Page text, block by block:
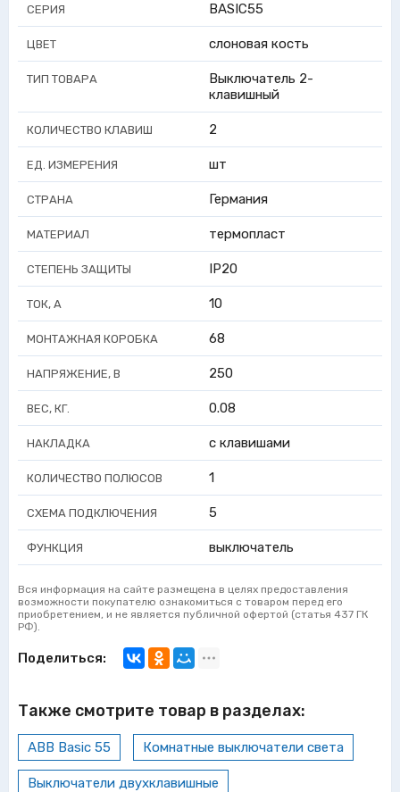
СЕРИЯ BASIC55
ЦВЕТ слоновая кость
ТИП ТОВАРА
Выключатель 2-
клавишный
КОЛИЧЕСТВО КЛАВИШ 2
ЕД. ИЗМЕРЕНИЯ шт
СТРАНА Германия
МАТЕРИАЛ термопласт
СТЕПЕНЬ ЗАЩИТЫ IP20
ТОК, А 10
МОНТАЖНАЯ КОРОБКА 68
НАПРЯЖЕНИЕ, В 250
ВЕС, КГ. 0.08
НАКЛАДКА с клавишами
КОЛИЧЕСТВО ПОЛЮСОВ 1
СХЕМА ПОДКЛЮЧЕНИЯ 5
ФУНКЦИЯ выключатель
Вся информация на сайте размещена в целях предоставления
возможности покупателю ознакомиться с товаром перед его
приобретением, и не является публичной офертой (статья 437 ГК
РФ).
Поделиться:
Также смотрите товар в разделах:
ABB Basic 55 Комнатные выключатели света
Выключатели двухклавишные